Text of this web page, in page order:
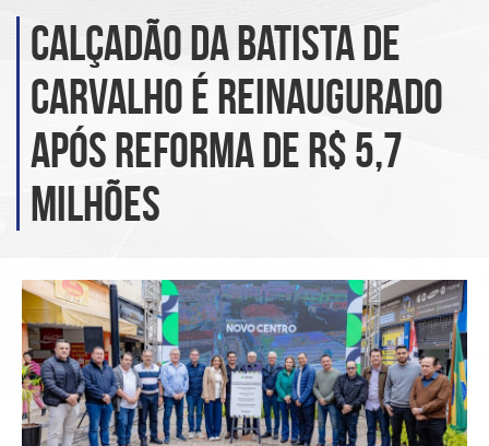
Calçadão da Batista de
Carvalho é reinaugurado
após reforma de R$ 5,7
milhões